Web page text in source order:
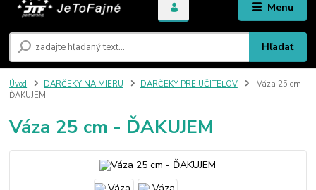
Menu
Hľadať
Úvod DARČEKY NA MIERU DARČEKY PRE UČITEĽOV
Váza 25 cm -
ĎAKUJEM
Váza 25 cm - ĎAKUJEM